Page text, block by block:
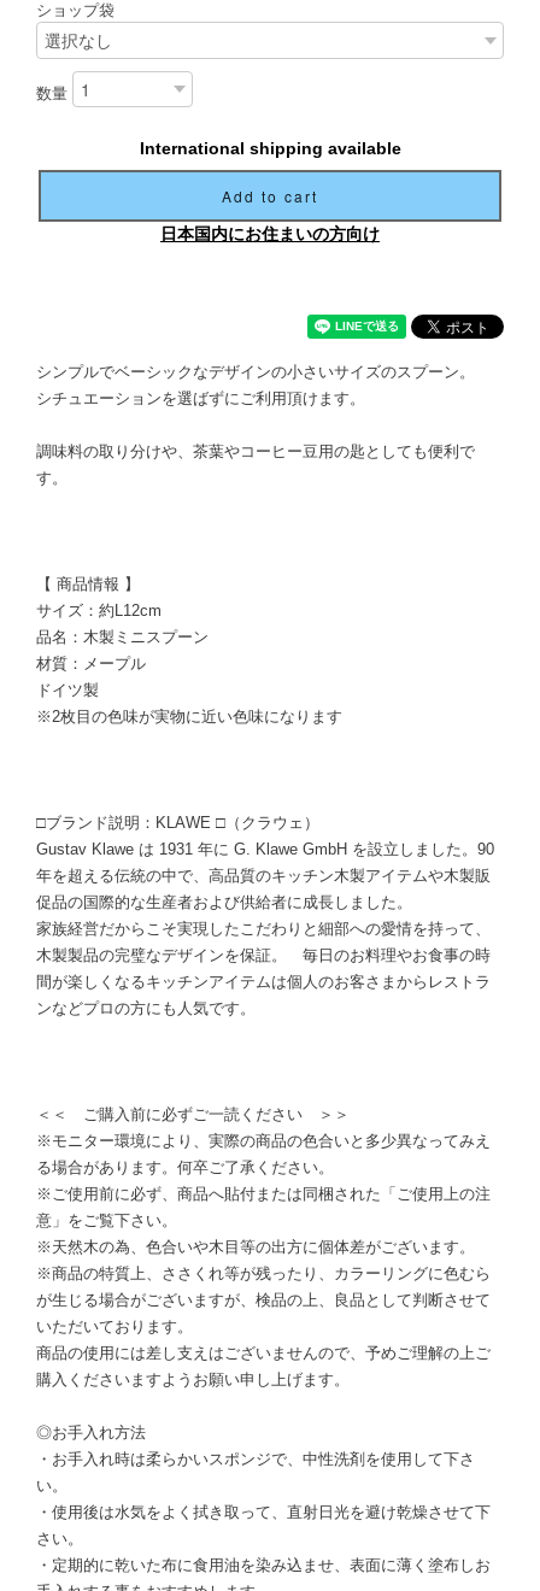
シンプルでベーシックなデザインの小さいサイズのスプーン。
シチュエーションを選ばずにご利用頂けます。
調味料の取り分けや、茶葉やコーヒー豆用の匙としても便利で
す。
【 商品情報 】
サイズ：約L12cm
品名：木製ミニスプーン
材質：メープル
ドイツ製
※2枚目の色味が実物に近い色味になります
□ブランド説明：KLAWE □（クラウェ）
Gustav Klawe は 1931 年に G. Klawe GmbH を設立しました。90
年を超える伝統の中で、高品質のキッチン木製アイテムや木製販
促品の国際的な生産者および供給者に成長しました。
家族経営だからこそ実現したこだわりと細部への愛情を持って、
木製製品の完璧なデザインを保証。 毎日のお料理やお食事の時
間が楽しくなるキッチンアイテムは個人のお客さまからレストラ
ンなどプロの方にも人気です。
＜＜ ご購入前に必ずご一読ください ＞＞
※モニター環境により、実際の商品の色合いと多少異なってみえ
る場合があります。何卒ご了承ください。
※ご使用前に必ず、商品へ貼付または同梱された「ご使用上の注
意」をご覧下さい。
※天然木の為、色合いや木目等の出方に個体差がございます。
※商品の特質上、ささくれ等が残ったり、カラーリングに色むら
が生じる場合がございますが、検品の上、良品として判断させて
いただいております。
商品の使用には差し支えはございませんので、予めご理解の上ご
購入くださいますようお願い申し上げます。
◎お手入れ方法
・お手入れ時は柔らかいスポンジで、中性洗剤を使用して下さ
い。
・使用後は水気をよく拭き取って、直射日光を避け乾燥させて下
さい。
・定期的に乾いた布に食用油を染み込ませ、表面に薄く塗布しお
ショップ袋
数量
International shipping available
Add to cart
日本国内にお住まいの方向け